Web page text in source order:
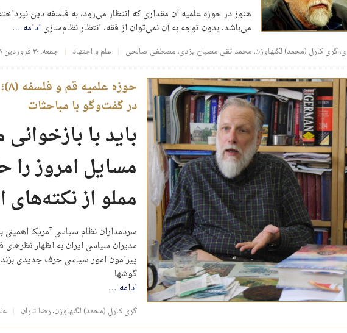
هنوز در حوزه‌ علمیه آن مقداری که انتظار می‌رود، به فلسفه دین
می‌باشد، بدون توجه به آن نمی‌توان از فقه، انتظار نظام‌سازیادامه …
،گری کارل (محمد) لگنهاوزن،محمد تقی مصباح یزدی،مصطفی صالحی علم و اجتهاد جمعه، ۳۰ فروردین ۱۳۹۸
در گفت‌وگو با مباحثات
باید با
مسایل امروز را
مملو از
سردمداران نظام سیاسی آمریکا
مدیران سیاسی ایران به اظهار
پیرامون امور سیاسی حرف جدیدی
گوشها
ادامه …
گری کارل (محمد) لگنهاوزن،رضا تاران